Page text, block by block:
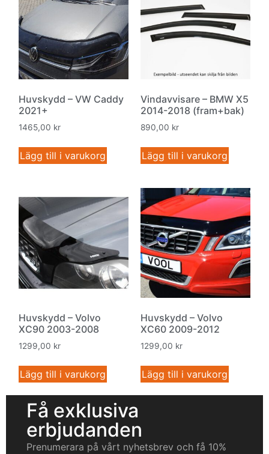
Huvskydd – VW Caddy
2021+
1465,00 kr
Lägg till i varukorg
Vindavvisare – BMW X5
2014-2018 (fram+bak)
890,00 kr
Lägg till i varukorg
Huvskydd – Volvo
XC90 2003-2008
1299,00 kr
Lägg till i varukorg
Huvskydd – Volvo
XC60 2009-2012
1299,00 kr
Lägg till i varukorg
Få exklusiva
erbjudanden
Prenumerara på vårt nyhetsbrev och få 10%